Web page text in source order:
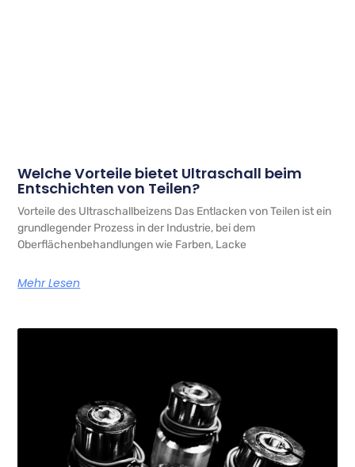
Welche Vorteile bietet Ultraschall beim
Entschichten von Teilen?
Vorteile des Ultraschallbeizens Das Entlacken von Teilen ist ein
grundlegender Prozess in der Industrie, bei dem
Oberflächenbehandlungen wie Farben, Lacke
Mehr Lesen